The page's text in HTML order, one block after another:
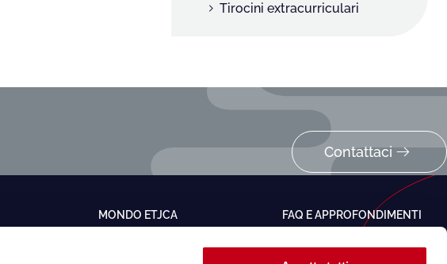
Tirocini extracurriculari
Contattaci
MONDO ETJCA
FAQ E APPROFONDIMENTI
Ebitemp